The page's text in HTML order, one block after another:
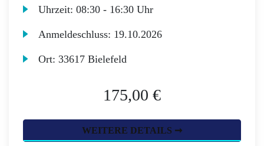
Uhrzeit:08:30 - 16:30 Uhr
Anmeldeschluss: 19.10.2026
Ort:33617 Bielefeld
175,00 €
WEITERE DETAILS ➞